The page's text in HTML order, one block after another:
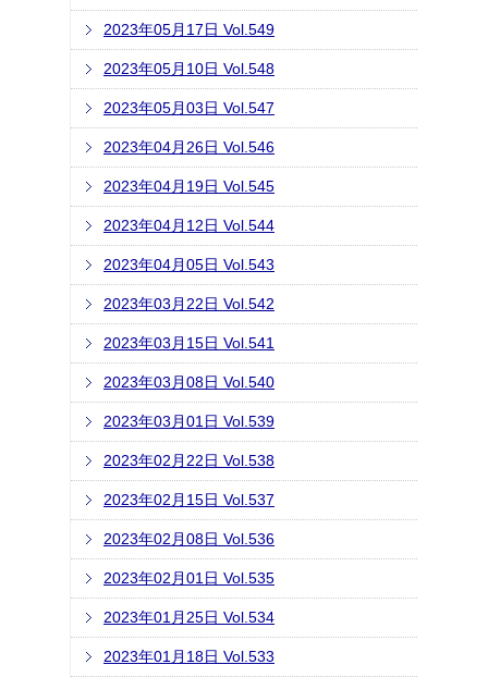
2023年05月17日 Vol.549
2023年05月10日 Vol.548
2023年05月03日 Vol.547
2023年04月26日 Vol.546
2023年04月19日 Vol.545
2023年04月12日 Vol.544
2023年04月05日 Vol.543
2023年03月22日 Vol.542
2023年03月15日 Vol.541
2023年03月08日 Vol.540
2023年03月01日 Vol.539
2023年02月22日 Vol.538
2023年02月15日 Vol.537
2023年02月08日 Vol.536
2023年02月01日 Vol.535
2023年01月25日 Vol.534
2023年01月18日 Vol.533